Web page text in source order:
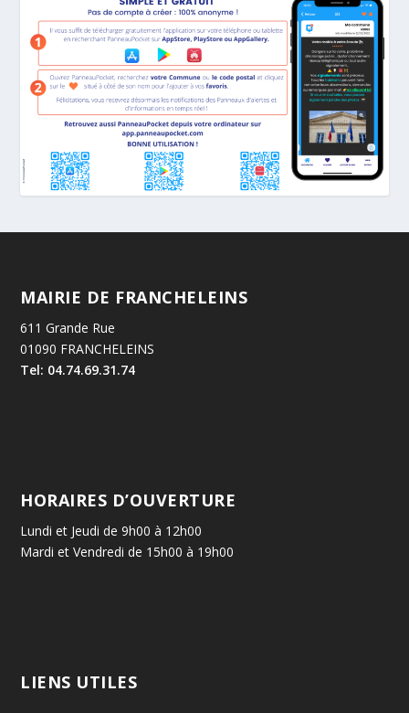
MAIRIE DE FRANCHELEINS
611 Grande Rue
01090 FRANCHELEINS
Tel: 04.74.69.31.74
HORAIRES D’OUVERTURE
Lundi et Jeudi de 9h00 à 12h00
Mardi et Vendredi de 15h00 à 19h00
LIENS UTILES